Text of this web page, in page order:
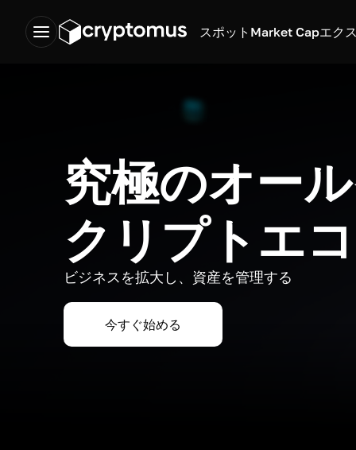
スポット Market Capエク
究極のオー
クリプトエ
ビジネスを拡大し、資産を管理する
今すぐ始める